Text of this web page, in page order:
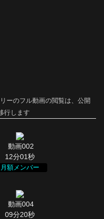
ーのフル動画の閲覧は、公開
行します
12分01秒
月額メンバー
09分20秒